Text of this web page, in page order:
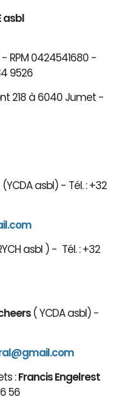
asbl
RPM 0424541680 -
9526
218 à 6040 Jumet -
(YCDA asbl) - Tél. : +32
asbl ) - Tél. : +32
( YCDA asbl) -
:Francis Engelrest
56